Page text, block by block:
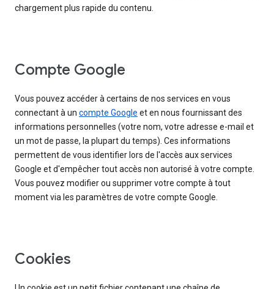
chargement plus rapide du contenu.
Compte Google
Vous pouvez accéder à certains de nos services en vous
connectant à un compte Google et en nous fournissant des
informations personnelles (votre nom, votre adresse e-mail et
un mot de passe, la plupart du temps). Ces informations
permettent de vous identifier lors de l'accès aux services
Google et d'empêcher tout accès non autorisé à votre compte.
Vous pouvez modifier ou supprimer votre compte à tout
moment via les paramètres de votre compte Google.
Cookies